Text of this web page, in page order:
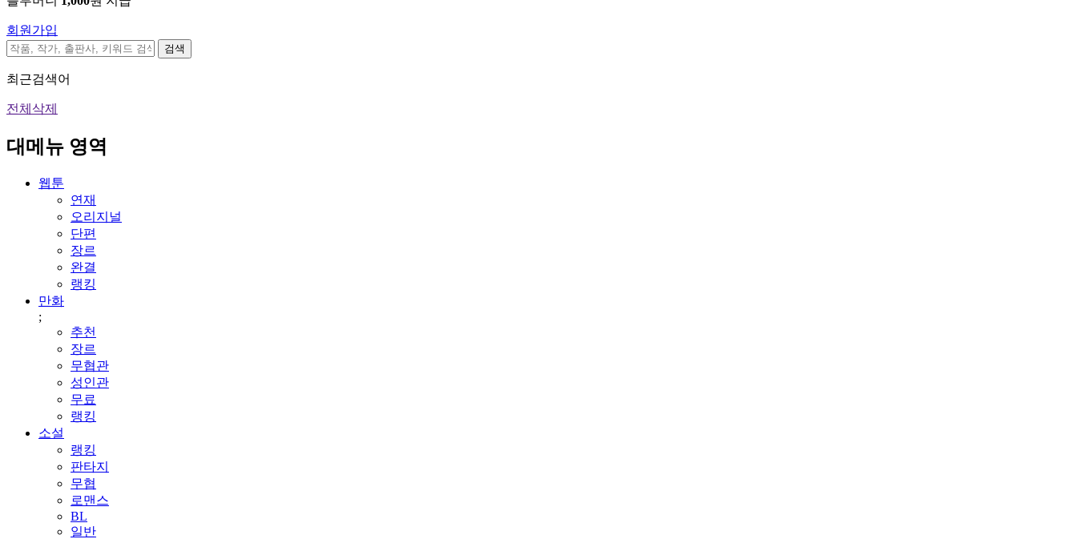
회원가입
검색
최근검색어
전체삭제
대메뉴 영역
웹툰
연재
오리지널
단편
장르
완결
랭킹
만화
;
추천
장르
무협관
성인관
무료
랭킹
소설
랭킹
판타지
무협
로맨스
BL
일반